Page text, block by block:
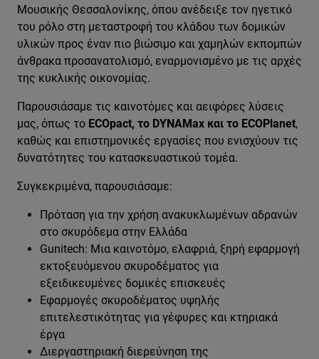
Μουσικής Θεσσαλονίκης, όπου ανέδειξε τον ηγετικό
του ρόλο στη μεταστροφή του κλάδου των δομικών
υλικών προς έναν πιο βιώσιμο και χαμηλών εκπομπών
άνθρακα προσανατολισμό, εναρμονισμένο με τις αρχές
της κυκλικής οικονομίας.
Παρουσιάσαμε τις καινοτόμες και αειφόρες λύσεις
μας, όπως το ECOpact, το DYNAMax και το ECOPlanet,
καθώς και επιστημονικές εργασίες που ενισχύουν τις
δυνατότητες του κατασκευαστικού τομέα.
Συγκεκριμένα, παρουσιάσαμε:
Πρόταση για την χρήση ανακυκλωμένων αδρανών
στο σκυρόδεμα στην Ελλάδα
Gunitech: Μια καινοτόμο, ελαφριά, ξηρή εφαρμογή
εκτοξευόμενου σκυροδέματος για
εξειδικευμένες δομικές επισκευές
Εφαρμογές σκυροδέματος υψηλής
επιτελεστικότητας για γέφυρες και κτηριακά
έργα
Διεργαστηριακή διερεύνηση της